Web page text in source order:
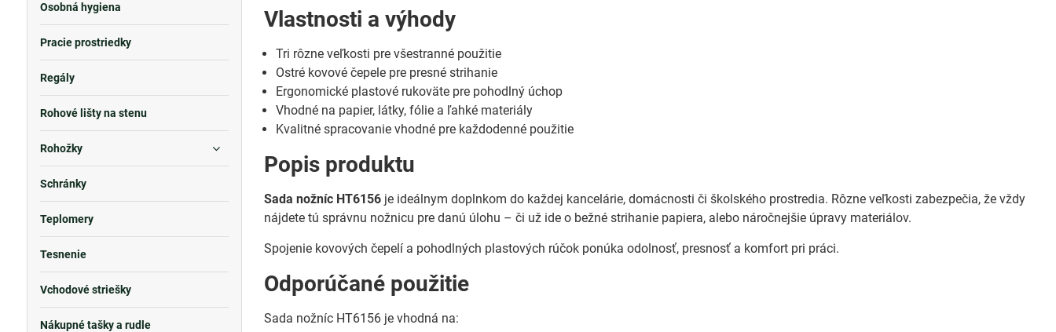
Vlastnosti a výhody
Tri rôzne veľkosti pre všestranné použitie
Ostré kovové čepele pre presné strihanie
Ergonomické plastové rukoväte pre pohodlný úchop
Vhodné na papier, látky, fólie a ľahké materiály
Kvalitné spracovanie vhodné pre každodenné použitie
Popis produktu
Sada nožníc HT6156 je ideálnym doplnkom do každej kancelárie, domácnosti či školského prostredia. Rôzne veľkosti zabezpečia, že vždy
nájdete tú správnu nožnicu pre danú úlohu – či už ide o bežné strihanie papiera, alebo náročnejšie úpravy materiálov.
Spojenie kovových čepelí a pohodlných plastových rúčok ponúka odolnosť, presnosť a komfort pri práci.
Odporúčané použitie
Sada nožníc HT6156 je vhodná na:
Osobná hygiena
Pracie prostriedky
Regály
Rohové lišty na stenu
Rohožky
Schránky
Teplomery
Tesnenie
Vchodové striešky
Nákupné tašky a rudle